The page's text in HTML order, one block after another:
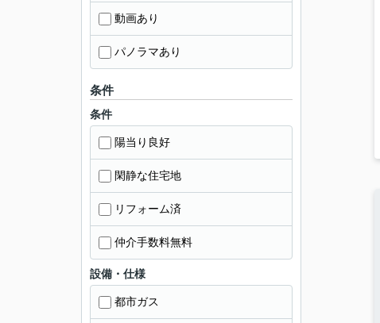
動画あり
パノラマあり
条件
条件
陽当り良好
閑静な住宅地
リフォーム済
仲介手数料無料
設備・仕様
都市ガス